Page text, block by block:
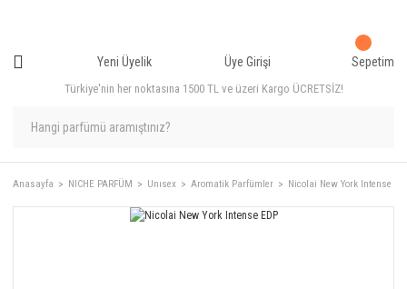
Türkiye'nin her noktasına 1500 TL ve üzeri Kargo ÜCRETSİZ!
Yeni Üyelik Üye Girişi Sepetim
Anasayfa NICHE PARFÜM Unısex Aromatik Parfümler Nicolai New York Intense